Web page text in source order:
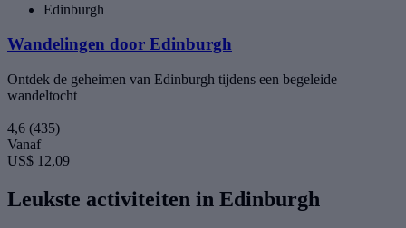
Edinburgh
Wandelingen door Edinburgh
Ontdek de geheimen van Edinburgh tijdens een begeleide
wandeltocht
4,6 (435)
Vanaf
US$ 12,09
Leukste activiteiten in Edinburgh